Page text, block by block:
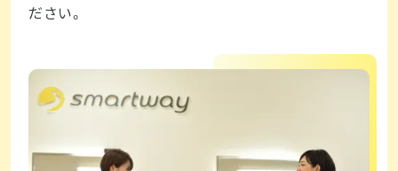
ださい。